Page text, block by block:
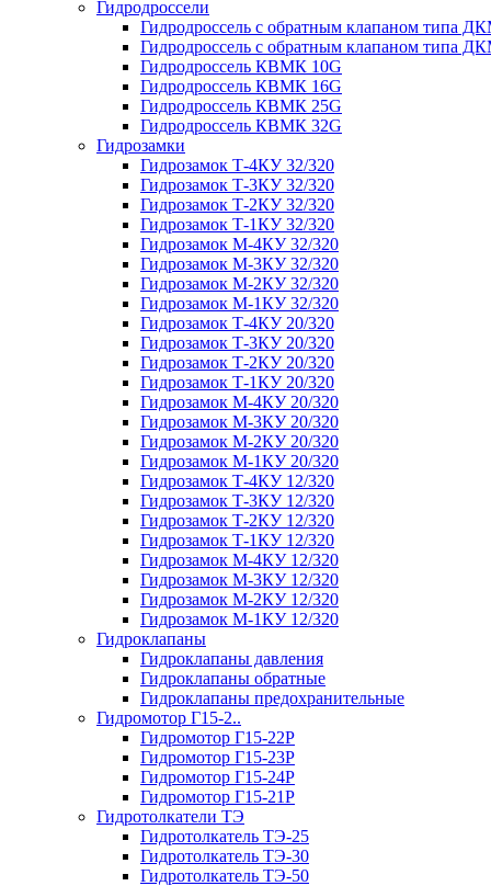
Гидродроссели
Гидродроссель с обратным клапаном типа
Гидродроссель с обратным клапаном типа
Гидродроссель КВМК 10G
Гидродроссель КВМК 16G
Гидродроссель КВМК 25G
Гидродроссель КВМК 32G
Гидрозамки
Гидрозамок Т-4КУ 32/320
Гидрозамок Т-3КУ 32/320
Гидрозамок Т-2КУ 32/320
Гидрозамок Т-1КУ 32/320
Гидрозамок М-4КУ 32/320
Гидрозамок М-3КУ 32/320
Гидрозамок М-2КУ 32/320
Гидрозамок М-1КУ 32/320
Гидрозамок Т-4КУ 20/320
Гидрозамок Т-3КУ 20/320
Гидрозамок Т-2КУ 20/320
Гидрозамок Т-1КУ 20/320
Гидрозамок М-4КУ 20/320
Гидрозамок М-3КУ 20/320
Гидрозамок М-2КУ 20/320
Гидрозамок М-1КУ 20/320
Гидрозамок Т-4КУ 12/320
Гидрозамок Т-3КУ 12/320
Гидрозамок Т-2КУ 12/320
Гидрозамок Т-1КУ 12/320
Гидрозамок М-4КУ 12/320
Гидрозамок М-3КУ 12/320
Гидрозамок М-2КУ 12/320
Гидрозамок М-1КУ 12/320
Гидроклапаны
Гидроклапаны давления
Гидроклапаны обратные
Гидроклапаны предохранительные
Гидромотор Г15-2..
Гидромотор Г15-22Р
Гидромотор Г15-23Р
Гидромотор Г15-24Р
Гидромотор Г15-21Р
Гидротолкатели ТЭ
Гидротолкатель ТЭ-25
Гидротолкатель ТЭ-30
Гидротолкатель ТЭ-50